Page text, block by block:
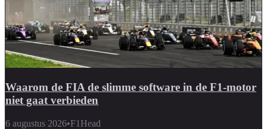
Waarom de FIA de slimme software in de F1-motor
niet gaat verbieden
6 augustus 2026•F1Head